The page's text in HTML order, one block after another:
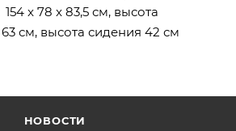
154 x 78 x 83,5 см, высота
см, высота сидения 42 см
НОВОСТИ